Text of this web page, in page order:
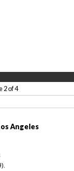
2 of 4
Angeles